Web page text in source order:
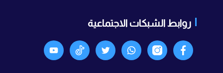
روابط الشبكات الاجتماعية
Facebookانستجرامواتساب TikTok
Youtyube